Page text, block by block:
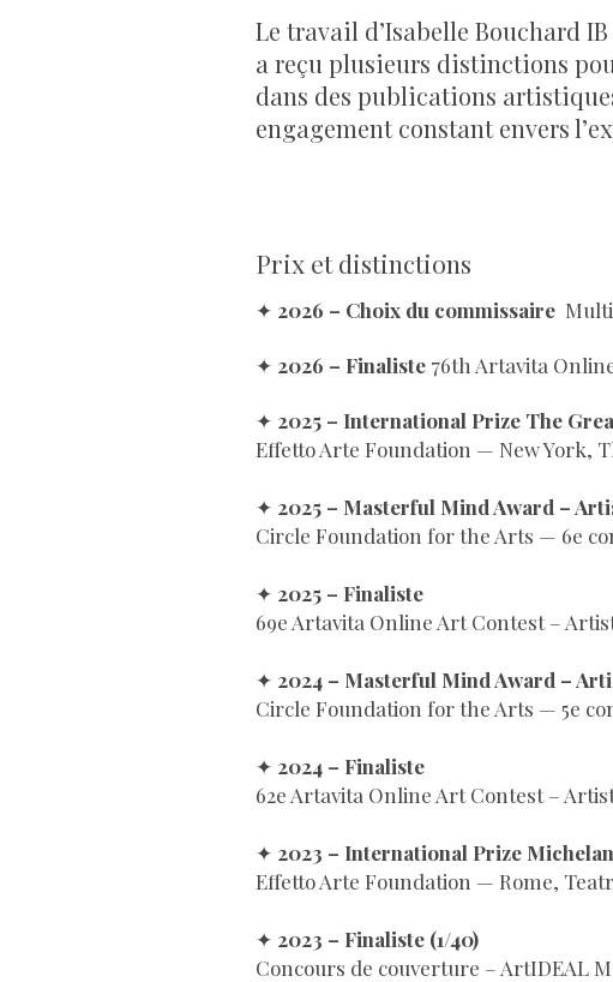
Le travail d’Isabelle Bouchard
a reçu plusieurs distinctions
dans des publications
engagement constant envers
Prix et distinctions
✦ 2026 – Choix du commissaire
✦ 2026 – Finaliste 76th Artavita
✦ 2025 – International Prize The
Effetto Arte Foundation — New York,
✦ 2025 – Masterful Mind Award –
Circle Foundation for the Arts — 6e
✦ 2025 – Finaliste
69e Artavita Online Art Contest –
✦ 2024 – Masterful Mind Award –
Circle Foundation for the Arts — 5e
✦ 2024 – Finaliste
62e Artavita Online Art Contest –
✦ 2023 – International Prize
Effetto Arte Foundation — Rome,
✦ 2023 – Finaliste (1/40)
Concours de couverture – ArtIDEAL